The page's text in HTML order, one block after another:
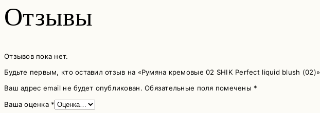
Отзывы
Отзывов пока нет.
Будьте первым, кто оставил отзыв на «Румяна кремовые 02 SHIK Perfect liquid blush (02)»
Ваш адрес email не будет опубликован. Обязательные поля помечены *
Ваша оценка *